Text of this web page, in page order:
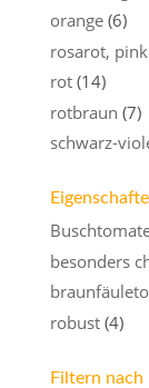
orange (6)
rosarot, pink
rot (14)
rotbraun (7)
schwarz-
besonders
robust (4)
Filtern nach